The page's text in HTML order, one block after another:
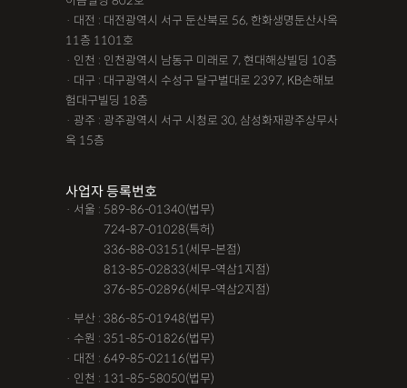
· 대전 : 대전광역시 서구 둔산북로 56, 한화생명둔산사옥
11층 1101호
· 인천 : 인천광역시 남동구 미래로 7, 현대해상빌딩 10층
· 대구 : 대구광역시 수성구 달구벌대로 2397, KB손해보
험대구빌딩 18층
· 광주 : 광주광역시 서구 시청로 30, 삼성화재광주상무사
옥 15층
사업자 등록번호
· 서울 : 589-86-01340(법무)
724-87-01028(특허)
336-88-03151(세무-본점)
813-85-02833(세무-역삼1지점)
376-85-02896(세무-역삼2지점)
· 부산 : 386-85-01948(법무)
· 수원 : 351-85-01826(법무)
· 대전 : 649-85-02116(법무)
· 인천 : 131-85-58050(법무)